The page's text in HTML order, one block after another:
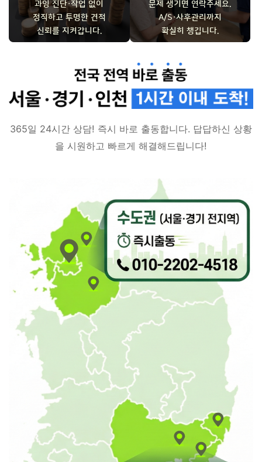
과잉 진단·작업 없이
정직하고 투명한 견적
신뢰를 지켜갑니다.
문제 생기면 연락주세요.
A/S·사후관리까지
확실히 챙깁니다.
365일 24시간 상담! 즉시 바로 출동합니다. 답답하신 상황
을 시원하고 빠르게 해결해드립니다!